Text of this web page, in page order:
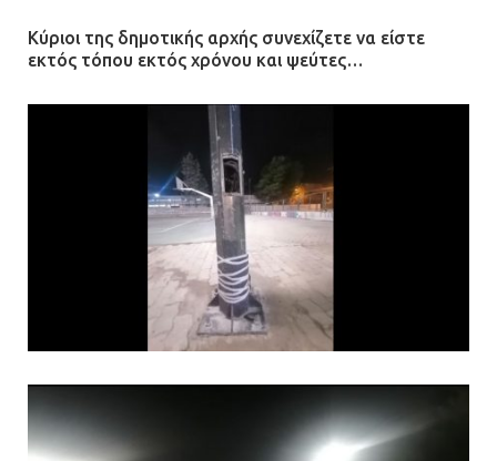
Ασπρόπυργος: Πέθανε ένας από
τους σοβαρά εγκαυματίες της
12.07.2026 | 15:07
Άργος: Στη φυλακή οι δύο
αστυνομικοί για τους
πυροβολισμούς κατά του 20χρονου
με αναπηρία
11.07.2026 | 22:59
Ένα πουλί «υπεύθυνο» για την
Κύριοι της δημοτικής αρχής συνεχίζετε να είστε
εκτός τόπου εκτός χρόνου και ψεύτες…